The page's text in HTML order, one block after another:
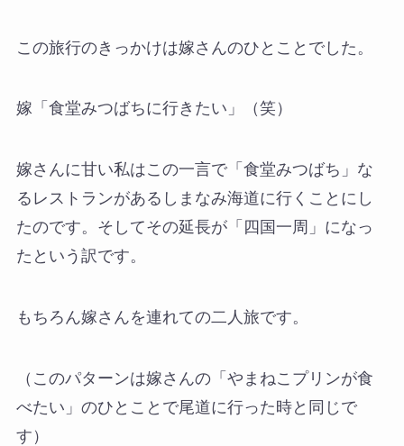
この旅行のきっかけは嫁さんのひとことでした。
嫁「食堂みつばちに行きたい」（笑）
嫁さんに甘い私はこの一言で「食堂みつばち」な
るレストランがあるしまなみ海道に行くことにし
たのです。そしてその延長が「四国一周」になっ
たという訳です。
もちろん嫁さんを連れての二人旅です。
（このパターンは嫁さんの「やまねこプリンが食
べたい」のひとことで尾道に行った時と同じで
す）